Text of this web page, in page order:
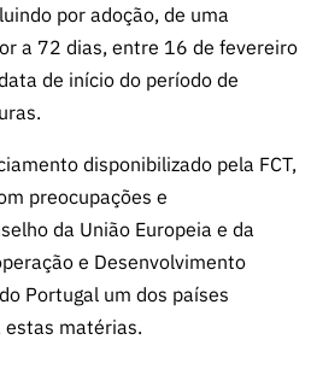
por adoção, de uma
a 72 dias, entre 16 de fevereiro
de início do período de
disponibilizado pela FCT,
preocupações e
da União Europeia e da
e Desenvolvimento
Portugal um dos países
estas matérias.